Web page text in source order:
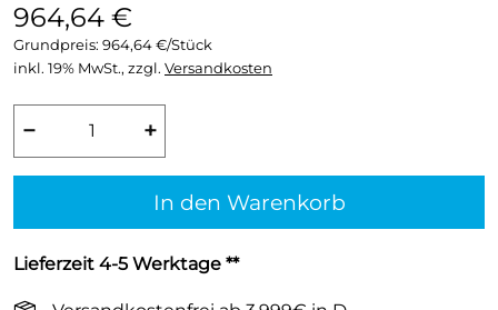
964,64 €
Grundpreis: 964,64 €/Stück
inkl. 19% MwSt., zzgl. Versandkosten
− +
In den Warenkorb
Lieferzeit 4-5 Werktage **